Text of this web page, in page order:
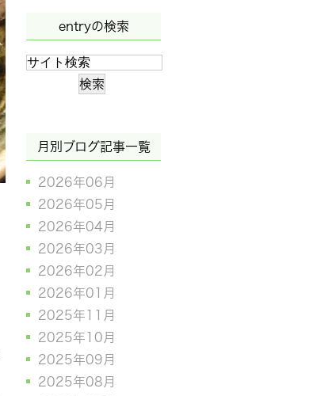
entryの検索
月別ブログ記事一覧
2026年06月
2026年05月
2026年04月
2026年03月
2026年02月
2026年01月
2025年11月
2025年10月
2025年09月
2025年08月